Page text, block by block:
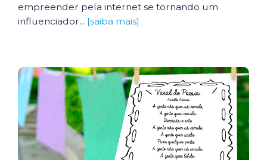
empreender pela internet se tornando um
influenciador... [saiba mais]